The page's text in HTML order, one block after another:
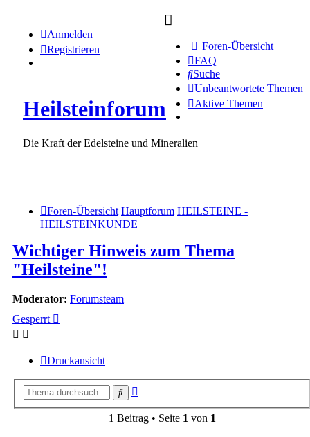
Foren-Übersicht
FAQ
Suche
Unbeantwortete Themen
Aktive Themen
Anmelden
Registrieren
Heilsteinforum
Die Kraft der Edelsteine und Mineralien
Foren-Übersicht Hauptforum HEILSTEINE -
HEILSTEINKUNDE
Wichtiger Hinweis zum Thema
"Heilsteine"!
Moderator: Forumsteam
Gesperrt
Druckansicht
Suche
1 Beitrag • Seite 1 von 1